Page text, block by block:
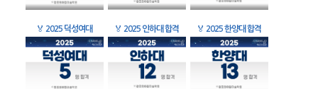
🏅 2025 덕성여대 🏅 2025 인하대 합격 🏅 2025 한양대 합격